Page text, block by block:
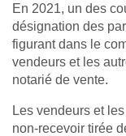
En 2021, un des
désignation des
figurant dans le
vendeurs et les
notarié de vente.
Les vendeurs et
non‑recevoir tirée